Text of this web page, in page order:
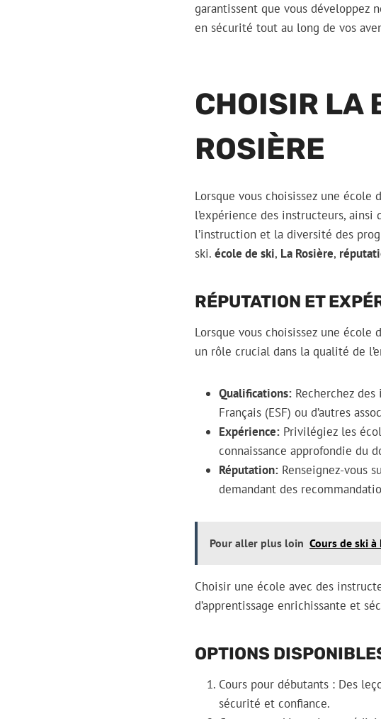
garantissent que vous développez
en sécurité tout au long de vos
CHOISIR LA
ROSIÈRE
Lorsque vous choisissez une
l’expérience des instructeurs,
l’instruction et la diversité des
ski. école de ski, La Rosière,
RÉPUTATION ET
Lorsque vous choisissez une
un rôle crucial dans la qualité de
Qualifications: Recherchez
Français (ESF) ou d’autres
Expérience: Privilégiez les
connaissance approfondie du
Réputation: Renseignez-vous
demandant des
Pour aller plus loin Cours de ski à
Choisir une école avec des
d’apprentissage enrichissante et
OPTIONS
Cours pour débutants : Des
sécurité et confiance.